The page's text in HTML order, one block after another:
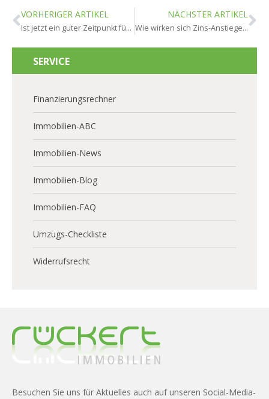
VORHERIGER ARTIKEL
Ist jetzt ein guter Zeitpunkt für Immobilien in Ginsheim-Gustavsburg?
NÄCHSTER ARTIKEL
Wie wirken sich Zins-Anstiege auf den Markt in Ginsheim-Gustavsburg aus?
SERVICE
Finanzierungsrechner
Immobilien-ABC
Immobilien-News
Immobilien-Blog
Immobilien-FAQ
Umzugs-Checkliste
Widerrufsrecht
Besuchen Sie uns für Aktuelles auch auf unseren Social-Media-